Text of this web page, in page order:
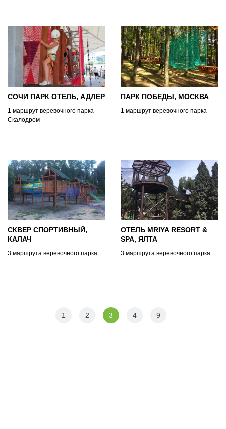
СОЧИ ПАРК ОТЕЛЬ, АДЛЕР
1 маршрут веревочного парка
Скалодром
ПАРК ПОБЕДЫ, МОСКВА
1 маршрут веревочного парка
СКВЕР СПОРТИВНЫЙ,
КАЛАЧ
3 маршрута веревочного парка
ОТЕЛЬ MRIYA RESORT &
SPA, ЯЛТА
3 маршрута веревочного парка
1 2 3 4 9